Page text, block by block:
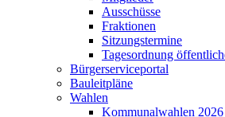
Ausschüsse
Fraktionen
Sitzungstermine
Tagesordnung
Bürgerserviceportal
Bauleitpläne
Wahlen
Kommunalwahlen 2026